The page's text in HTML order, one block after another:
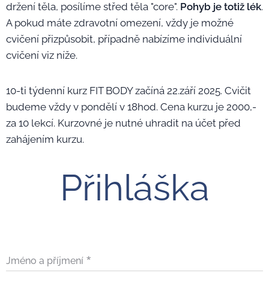
držení těla, posílíme střed těla "core". Pohyb je totiž lék.
A pokud máte zdravotní omezení, vždy je možné
cvičení přizpůsobit, případně nabízíme individuální
cvičení viz níže.
10-ti týdenní kurz FIT BODY začíná 22.září 2025. Cvičit
budeme vždy v pondělí v 18hod. Cena kurzu je 2000,-
za 10 lekcí. Kurzovné je nutné uhradit na účet před
zahájením kurzu.
Přihláška
Jméno a příjmení